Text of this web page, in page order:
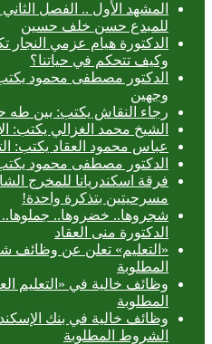
المشهد الأول .. الفصل
للمبدع حسن خلف حسين
الدكتورة هيام عزمي النجار
وكيف تتحكم في حياتنا؟
الدكتور مصطفى محمود
وجهين
رجاء النقاش يكتب: بين طه
الشيخ محمد الغزالي يكتب:
عباس محمود العقاد يكتب:
الدكتور مصطفى محمود
فرقة اسكندريانا للمخرج
مسرحيتين بتذكرة واحدة!
شجروها.. خضروها.. جملوها..
الدكتورة منى العقاد
«التعليم» تعلن عن وظائف
المطلوبة
وظائف خالية في «التعليم
المطلوبة
وظائف خالية في بنك
الشروط المطلوبة